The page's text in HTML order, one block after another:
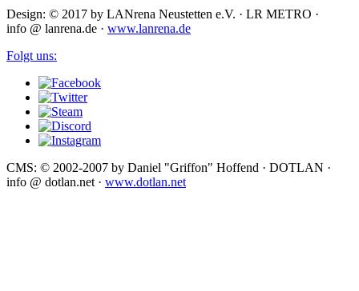
Design: © 2017 by LANrena Neustetten e.V. · LR METRO ·
info @ lanrena.de · www.lanrena.de
Folgt uns:
CMS: © 2002-2007 by Daniel "Griffon" Hoffend · DOTLAN ·
info @ dotlan.net · www.dotlan.net